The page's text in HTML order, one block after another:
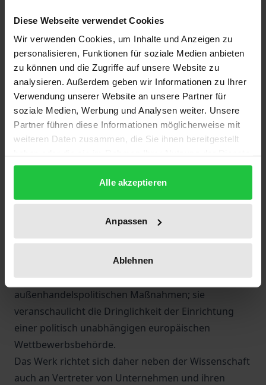
Diese Webseite verwendet Cookies
Wir verwenden Cookies, um Inhalte und Anzeigen zu
personalisieren, Funktionen für soziale Medien anbieten
zu können und die Zugriffe auf unsere Website zu
analysieren. Außerdem geben wir Informationen zu Ihrer
Verwendung unserer Website an unsere Partner für
soziale Medien, Werbung und Analysen weiter. Unsere
Partner führen diese Informationen möglicherweise mit
weiteren Daten zusammen, die Sie ihnen bereitgestellt
gesammelt haben.
Alle akzeptieren
Anpassen
Ablehnen
sechziger Jahre einem tiefgreifenden
Strukturwandel ausgesetzt. Die EU-Kommission und
die Regierungen der Mitgliedstaaten ergriffen
seither umfangreiche wirtschaftspolitische
Maßnahmen zur Überwindung der Stahlkrisen.
Diese Untersuchung der europäischen Stahlpolitik
berücksichtigt sowohl ökonomische als auch
institutionelle Gesichtspunkte. Sie analysiert
Stahlhandelskonflikte. Zahlreiche Interviews wurden
erhöhen den Praxiswert der Untersuchung.
Insgesamt bietet die Studie – ausgehend von den
nationalen und supranationalen Zielsetzungen –
eine umfassende Analyse der industrie- und
außenhandelspolitischen Maßnahmen; sie
veranschaulicht die Dringlichkeit der Einrichtung
einer politisch unabhängigen europäischen
Wettbewerbsbehörde.
Das Werk richtet sich daher neben der Wissenschaft
auch an Vertreter von Unternehmen und ihren